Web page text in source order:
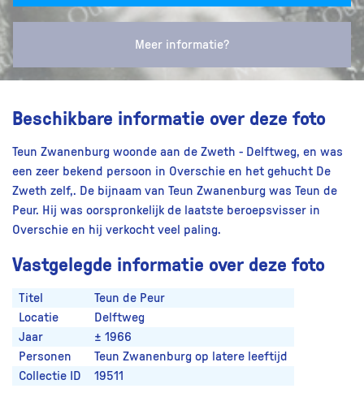
Meer informatie?
Beschikbare informatie over deze foto
Teun Zwanenburg woonde aan de Zweth - Delftweg, en was
een zeer bekend persoon in Overschie en het gehucht De
Zweth zelf,. De bijnaam van Teun Zwanenburg was Teun de
Peur. Hij was oorspronkelijk de laatste beroepsvisser in
Overschie en hij verkocht veel paling.
Vastgelegde informatie over deze foto
Titel
Teun de Peur
Locatie
Delftweg
Jaar
± 1966
Personen
Teun Zwanenburg op latere leeftijd
Collectie ID
19511